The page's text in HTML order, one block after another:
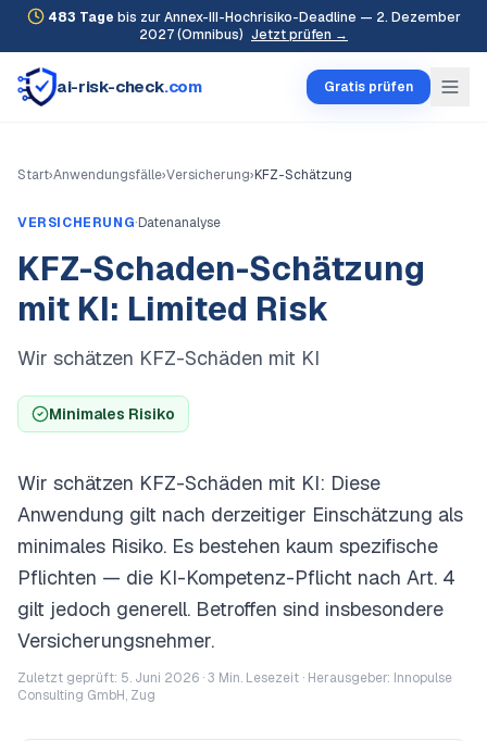
483 Tage bis zur Annex-III-Hochrisiko-Deadline — 2. Dezember
2027 (Omnibus) Jetzt prüfen →
ai-risk-check.com Gratis prüfen
Start›Anwendungsfälle›Versicherung›KFZ-Schätzung
VERSICHERUNG·Datenanalyse
KFZ-Schaden-Schätzung
mit KI: Limited Risk
Wir schätzen KFZ-Schäden mit KI
Minimales Risiko
Wir schätzen KFZ-Schäden mit KI: Diese
Anwendung gilt nach derzeitiger Einschätzung als
minimales Risiko. Es bestehen kaum spezifische
Pflichten — die KI-Kompetenz-Pflicht nach Art. 4
gilt jedoch generell. Betroffen sind insbesondere
Versicherungsnehmer.
Zuletzt geprüft: 5. Juni 2026 ·3 Min. Lesezeit · Herausgeber: Innopulse
Consulting GmbH, Zug